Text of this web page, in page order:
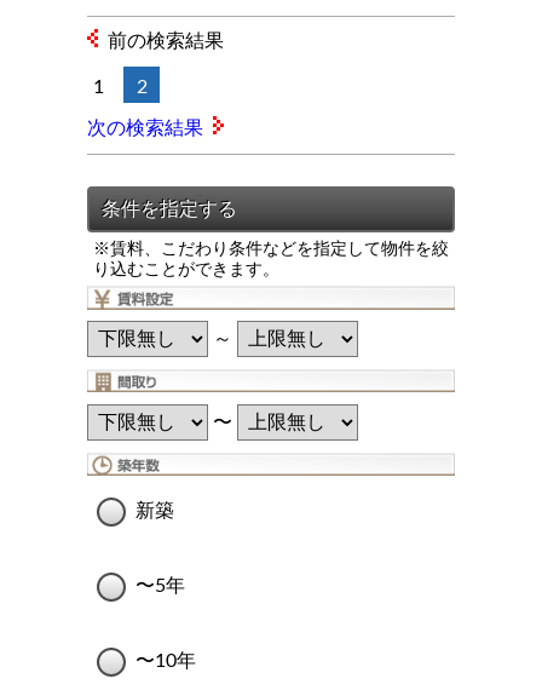
※賃料、こだわり条件などを指定して物件を絞
り込むことができます。
～
〜
新築
〜5年
〜10年
前の検索結果
1 2
次の検索結果